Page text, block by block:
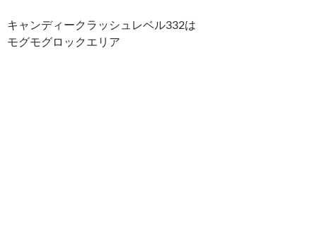
キャンディークラッシュレベル332は
モグモグロックエリア